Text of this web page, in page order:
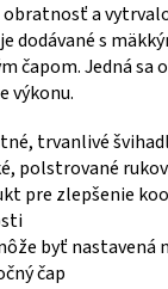
a
dodávané s
čapom. Jedná sa
výkonu.
trvanlivé
polstrované
pre zlepšenie
byť nastavená
čap